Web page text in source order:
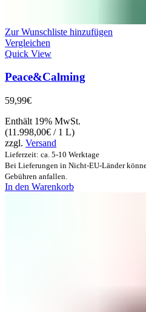
Zur Wunschliste hinzufügen
Vergleichen
Quick View
Peace&Calming
59,99€
Enthält 19% MwSt.
(11.998,00€ / 1 L)
zzgl. Versand
Lieferzeit: ca. 5-10 Werktage
Bei Lieferungen in Nicht-EU-Länder
Gebühren anfallen.
In den Warenkorb